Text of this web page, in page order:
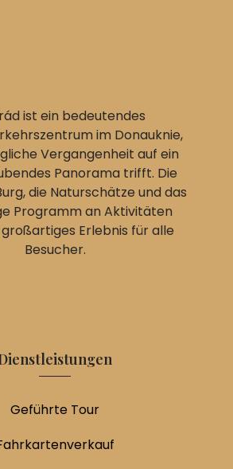
ist ein bedeutendes
im Donauknie,
Vergangenheit auf ein
Panorama trifft. Die
die Naturschätze und das
Programm an Aktivitäten
Erlebnis für alle
Besucher.
Geführte Tour